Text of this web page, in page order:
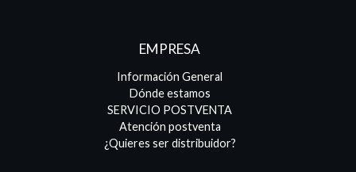
EMPRESA
Información General
Dónde estamos
SERVICIO POSTVENTA
Atención postventa
¿Quieres ser distribuidor?